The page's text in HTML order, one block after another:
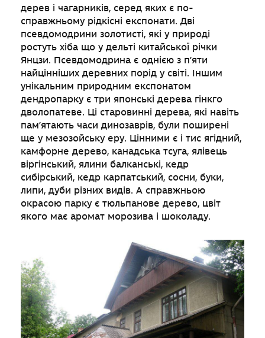
дерев і чагарників, серед яких є по-
справжньому рідкісні експонати. Дві
псевдомодрини золотисті, які у природі
ростуть хіба що у дельті китайської річки
Янцзи. Псевдомодрина є однією з п’яти
найцінніших деревних порід у світі. Іншим
унікальним природним експонатом
дендропарку є три японські дерева гінкго
дволопатеве. Ці старовинні дерева, які навіть
пам’ятають часи динозаврів, були поширені
ще у мезозойську еру. Цінними є і тис ягідний,
камфорне дерево, канадська тсуга, ялівець
віргінський, ялини балканські, кедр
сибірський, кедр карпатський, сосни, буки,
липи, дуби різних видів. А справжньою
окрасою парку є тюльпанове дерево, цвіт
якого має аромат морозива і шоколаду.